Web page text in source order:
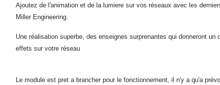
Ajoutez de l'animation et de la lumiere sur vos réseaux avec les
Miller Engineering.
Une réalisation superbe, des enseignes surprenantes qui donneront un
effets sur votre réseau
Le module est pret a brancher pour le fonctionnement, il n'y a qu'a